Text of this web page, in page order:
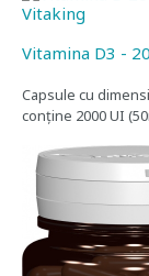
Vitamina D3 -
Capsule cu
conține 2000 UI